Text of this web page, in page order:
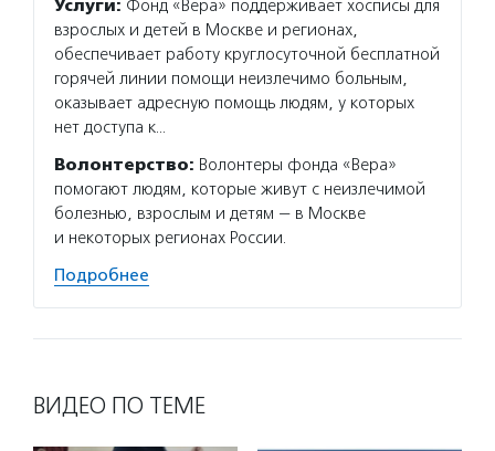
Услуги: Фонд «Вера» поддерживает хосписы для
взрослых и детей в Москве и регионах,
обеспечивает работу круглосуточной бесплатной
горячей линии помощи неизлечимо больным,
оказывает адресную помощь людям, у которых
нет доступа к…
Волонтерство: Волонтеры фонда «Вера»
помогают людям, которые живут с неизлечимой
болезнью, взрослым и детям — в Москве
и некоторых регионах России.
Подробнее
ВИДЕО ПО ТЕМЕ